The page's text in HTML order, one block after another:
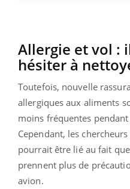
Allergie et vol :
hésiter à
Toutefois, nouvelle
allergiques aux aliments
moins fréquentes
Cependant, les
pourrait être lié au fait
prennent plus de
avion.